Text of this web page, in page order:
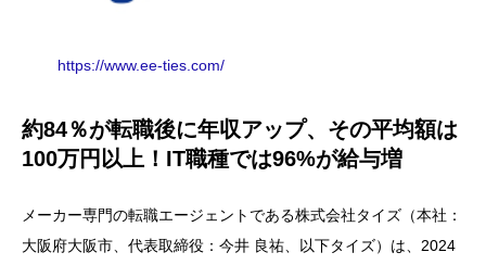
https://www.ee-ties.com/
約84％が転職後に年収アップ、その平均額は
100万円以上！IT職種では96%が給与増
メーカー専門の転職エージェントである株式会社タイズ（本社：
大阪府大阪市、代表取締役：今井 良祐、以下タイズ）は、2024